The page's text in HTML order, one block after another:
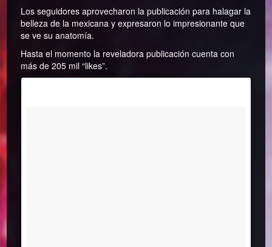
Los seguidores aprovecharon la publicación para halagar la
belleza de la mexicana y expresaron lo impresionante que
se ve su anatomía.
Hasta el momento la reveladora publicación cuenta con
más de 205 mil “likes”.